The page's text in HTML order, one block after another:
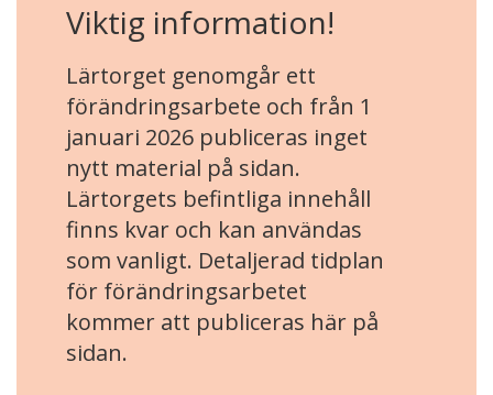
Viktig information!
Lärtorget genomgår ett
förändringsarbete och från 1
januari 2026 publiceras inget
nytt material på sidan.
Lärtorgets befintliga innehåll
finns kvar och kan användas
som vanligt. Detaljerad tidplan
för förändringsarbetet
kommer att publiceras här på
sidan.